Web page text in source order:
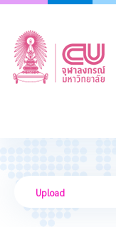
Skip
content
Upload